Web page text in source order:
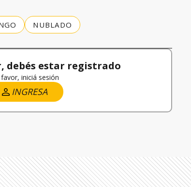
NUBLADO
debés estar registrado
iniciá sesión
INGRESA